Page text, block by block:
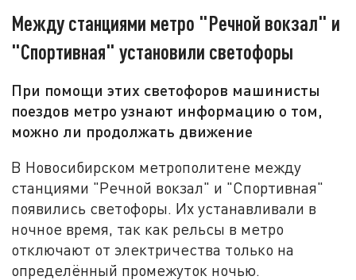
Между станциями метро "Речной вокзал" и
"Спортивная" установили светофоры
При помощи этих светофоров машинисты
поездов метро узнают информацию о том,
можно ли продолжать движение
В Новосибирском метрополитене между
станциями "Речной вокзал" и "Спортивная"
появились светофоры. Их устанавливали в
ночное время, так как рельсы в метро
отключают от электричества только на
определённый промежуток ночью.